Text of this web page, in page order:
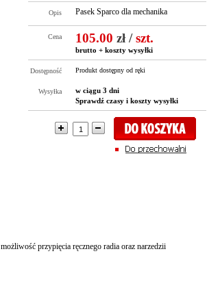
Opis Pasek Sparco dla mechanika
Cena 105.00 zł/szt.
brutto + koszty wysyłki
Dostępność Produkt dostępny od ręki
Wysyłka
w ciągu 3 dni
Sprawdź czasy i koszty wysyłki
przypięcia ręcznego radia oraz narzedzii